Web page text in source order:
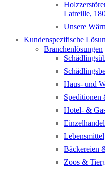
Latreille,
Unsere
Kundenspezifische
Branchenlösungen
Haus- und
Speditionen
Hotel- &
Bäckereien
Zoos &